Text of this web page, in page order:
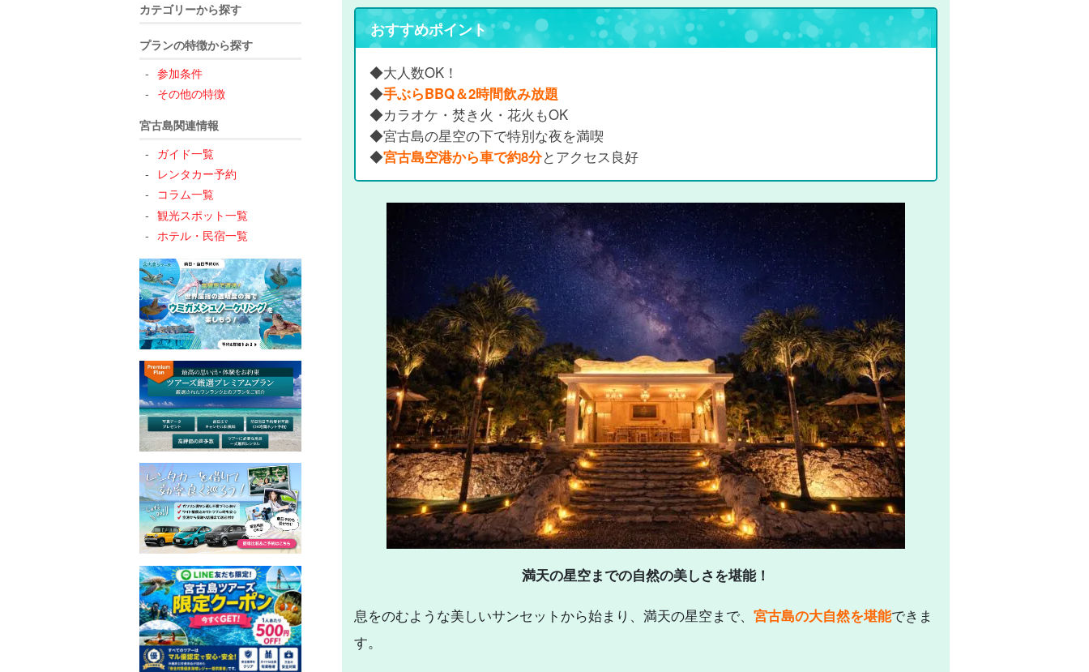
カテゴリーから探す
プランの特徴から探す
参加条件
その他の特徴
宮古島関連情報
ガイド一覧
レンタカー予約
コラム一覧
観光スポット一覧
ホテル・民宿一覧
おすすめポイント
◆大人数OK！
◆手ぶらBBQ＆2時間飲み放題
◆カラオケ・焚き火・花火もOK
◆宮古島の星空の下で特別な夜を満喫
◆宮古島空港から車で約8分とアクセス良好
満天の星空までの自然の美しさを堪能！
息をのむような美しいサンセットから始まり、満天の星空まで、 宮古島の大自然を堪能できま
す。